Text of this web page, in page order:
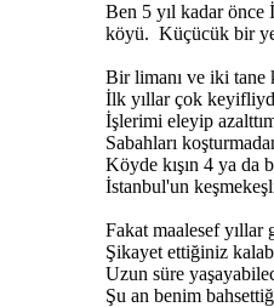
Ben 5 yıl kadar önce
köyü. Küçücük bir
Bir limanı ve iki tane
İlk yıllar çok
İşlerimi eleyip
Sabahları
Köyde kışın 4 ya da
İstanbul'un
Fakat maalesef yıllar
Şikayet ettiğiniz
Uzun süre
Şu an benim